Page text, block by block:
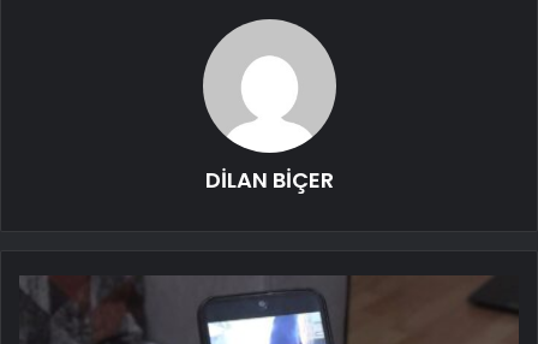
DİLAN BİÇER